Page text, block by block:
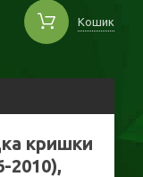
Кошик
кришки
2010),